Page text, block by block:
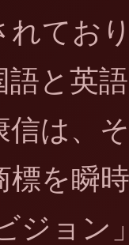
れてお
語と英
信は、
標を瞬
ジョン